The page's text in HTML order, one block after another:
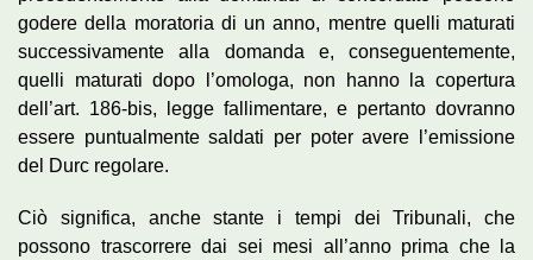
godere della moratoria di un anno, mentre quelli maturati
successivamente alla domanda e, conseguentemente,
quelli maturati dopo l’omologa, non hanno la copertura
dell’art. 186-bis, legge fallimentare, e pertanto dovranno
essere puntualmente saldati per poter avere l’emissione
del Durc regolare.
Ciò significa, anche stante i tempi dei Tribunali, che
possono trascorrere dai sei mesi all’anno prima che la